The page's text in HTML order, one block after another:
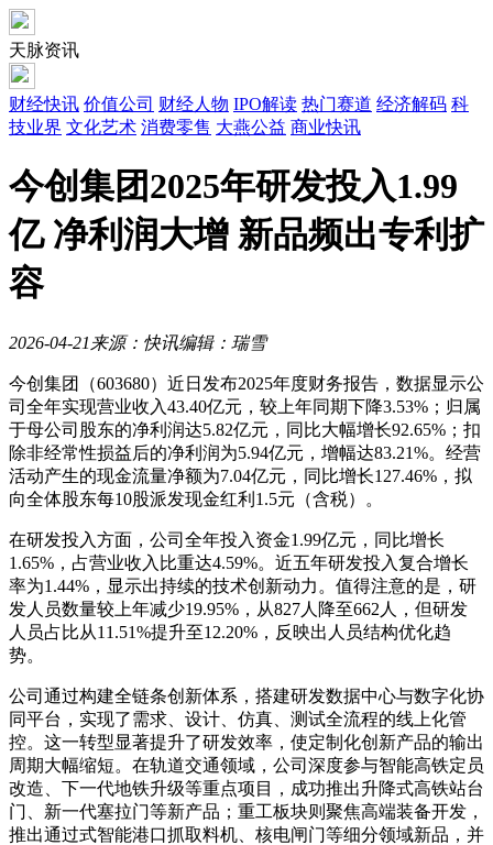
天脉资讯
财经快讯 价值公司 财经人物 IPO解读 热门赛道 经济解码 科
技业界 文化艺术 消费零售 大燕公益 商业快讯
今创集团2025年研发投入1.99
亿 净利润大增 新品频出专利扩
容
2026-04-21 来源：快讯编辑：瑞雪
今创集团（603680）近日发布2025年度财务报告，数据显示公
司全年实现营业收入43.40亿元，较上年同期下降3.53%；归属
于母公司股东的净利润达5.82亿元，同比大幅增长92.65%；扣
除非经常性损益后的净利润为5.94亿元，增幅达83.21%。经营
活动产生的现金流量净额为7.04亿元，同比增长127.46%，拟
向全体股东每10股派发现金红利1.5元（含税）。
在研发投入方面，公司全年投入资金1.99亿元，同比增长
1.65%，占营业收入比重达4.59%。近五年研发投入复合增长
率为1.44%，显示出持续的技术创新动力。值得注意的是，研
发人员数量较上年减少19.95%，从827人降至662人，但研发
人员占比从11.51%提升至12.20%，反映出人员结构优化趋
势。
公司通过构建全链条创新体系，搭建研发数据中心与数字化协
同平台，实现了需求、设计、仿真、测试全流程的线上化管
控。这一转型显著提升了研发效率，使定制化创新产品的输出
周期大幅缩短。在轨道交通领域，公司深度参与智能高铁定员
改造、下一代地铁升级等重点项目，成功推出升降式高铁站台
门、新一代塞拉门等新产品；重工板块则聚焦高端装备开发，
推出通过式智能港口抓取料机、核电闸门等细分领域新品，并